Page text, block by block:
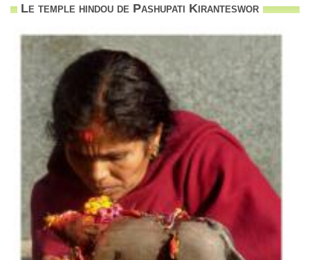
Le temple hindou de Pashupati Kiranteswor